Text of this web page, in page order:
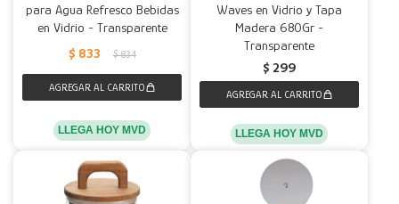
para Agua Refresco Bebidas
en Vidrio - Transparente
$ 833 $ 834
LLEGA HOY MVD
Waves en Vidrio y Tapa
Madera 680Gr -
Transparente
$ 299
LLEGA HOY MVD